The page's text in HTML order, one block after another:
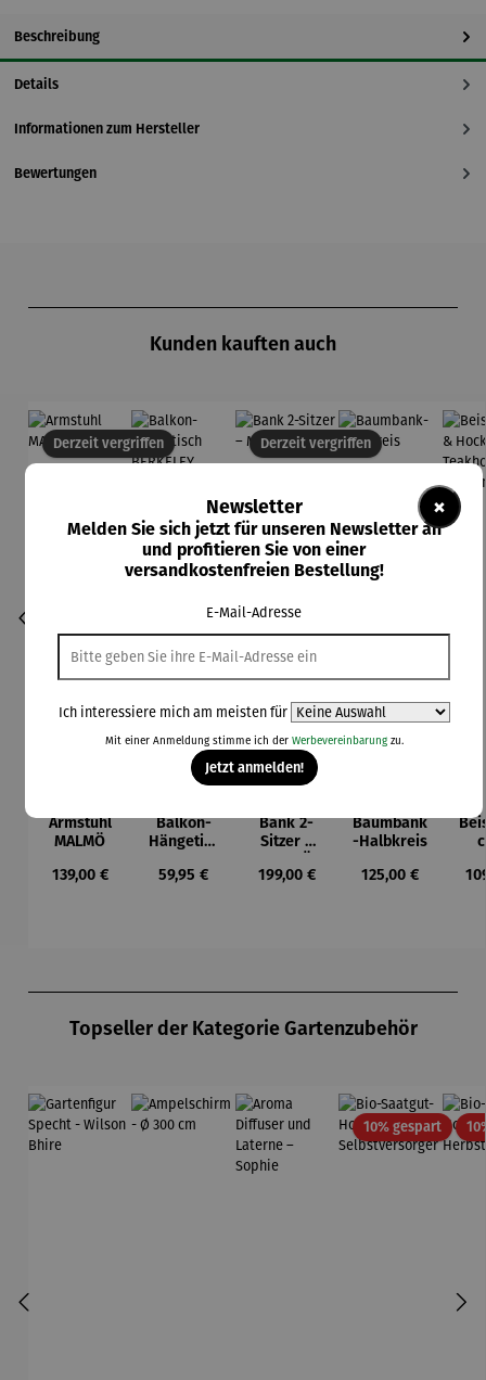
Beschreibung
Details
Informationen zum Hersteller
Bewertungen
Kunden kauften auch
Derzeit vergriffen
Armstuhl
MALMÖ
Regulärer Preis:
139,00 €
Balkon-
Hängetisc
BERKELEY
Regulärer Preis:
59,95 €
Derzeit vergriffen
Bank 2-
Sitzer –
Regulärer Preis:
199,00 €
Baumbank
-Halbkreis
Regulärer Preis:
125,00 €
Topseller der Kategorie Gartenzubehör
10% gespartRabatt
×
Newsletter
Melden Sie sich jetzt für unseren Newsletter an
und profitieren Sie von einer
versandkostenfreien Bestellung!
E-Mail-Adresse
Ich interessiere mich am meisten für
Mit einer Anmeldung stimme ich der Werbevereinbarungzu.
Jetzt anmelden!